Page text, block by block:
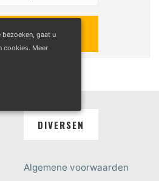
DIVERSEN
Algemene voorwaarden
gaat u
cookies. Meer